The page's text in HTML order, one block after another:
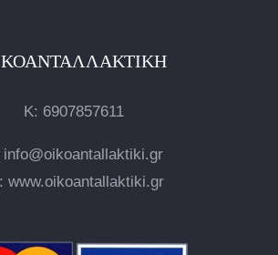
Κ: 6907857611
info@oikoantallaktiki.gr
www.oikoantallaktiki.gr